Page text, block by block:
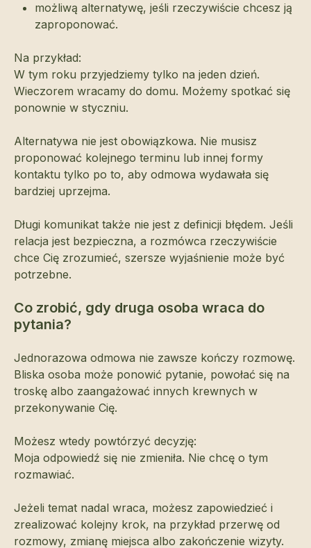
możliwą alternatywę, jeśli rzeczywiście chcesz ją
zaproponować.
Na przykład:
W tym roku przyjedziemy tylko na jeden dzień.
Wieczorem wracamy do domu. Możemy spotkać się
ponownie w styczniu.
Alternatywa nie jest obowiązkowa. Nie musisz
proponować kolejnego terminu lub innej formy
kontaktu tylko po to, aby odmowa wydawała się
bardziej uprzejma.
Długi komunikat także nie jest z definicji błędem. Jeśli
relacja jest bezpieczna, a rozmówca rzeczywiście
chce Cię zrozumieć, szersze wyjaśnienie może być
potrzebne.
Co zrobić, gdy druga osoba wraca do
pytania?
Jednorazowa odmowa nie zawsze kończy rozmowę.
Bliska osoba może ponowić pytanie, powołać się na
troskę albo zaangażować innych krewnych w
przekonywanie Cię.
Możesz wtedy powtórzyć decyzję:
Moja odpowiedź się nie zmieniła. Nie chcę o tym
rozmawiać.
Jeżeli temat nadal wraca, możesz zapowiedzieć i
zrealizować kolejny krok, na przykład przerwę od
rozmowy, zmianę miejsca albo zakończenie wizyty.